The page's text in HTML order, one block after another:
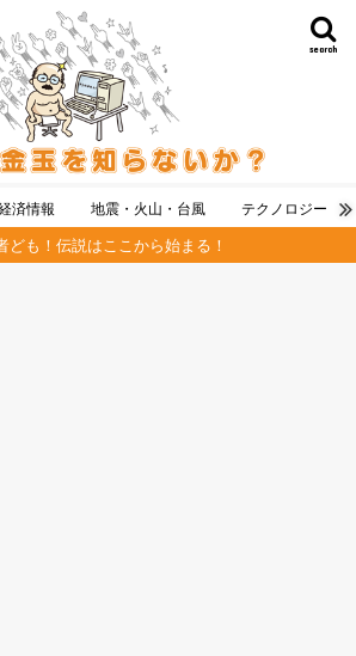
search
済情報 地震・火山・台風 テクノロジー
ども！伝説はここから始まる！